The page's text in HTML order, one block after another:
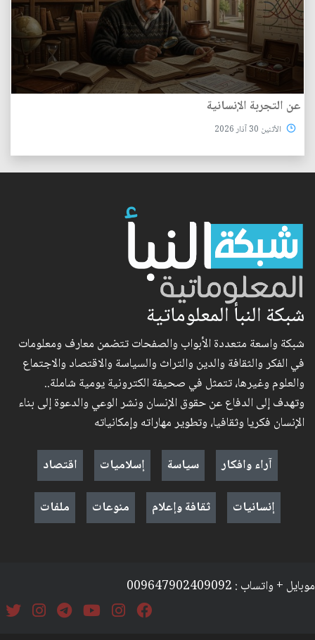
عن التجربة الإنسانية
الأثنين 30 آذار 2026
شبكة النبأ المعلوماتية
شبكة واسعة متعددة الأبواب والصفحات تتضمن معارف ومعلومات
في الفكر والثقافة والدين والتراث والسياسة والاقتصاد والاجتماع
والعلوم وغيرها، تتمثل في صحيفة الكترونية يومية شاملة..
وتهدف إلى الدفاع عن حقوق الإنسان ونشر الوعي والدعوة إلى بناء
الإنسان فكريا وثقافيا، وتطوير مهاراته وإمكانياته
آراء وافكار
سياسة إسلاميات
اقتصاد
إنسانيات
ثقافة وإعلام منوعات ملفات
موبايل + واتساب : 009647902409092